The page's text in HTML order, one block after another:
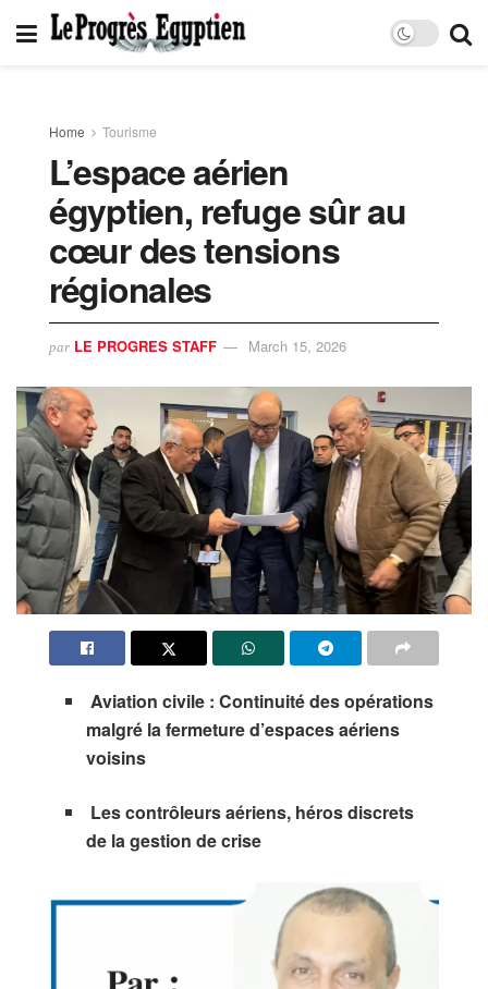
Home Tourisme
L’espace aérien
égyptien, refuge sûr au
cœur des tensions
régionales
par LE PROGRES STAFF March 15, 2026
Aviation civile : Continuité des opérations
malgré la fermeture d’espaces aériens
voisins
Les contrôleurs aériens, héros discrets
de la gestion de crise